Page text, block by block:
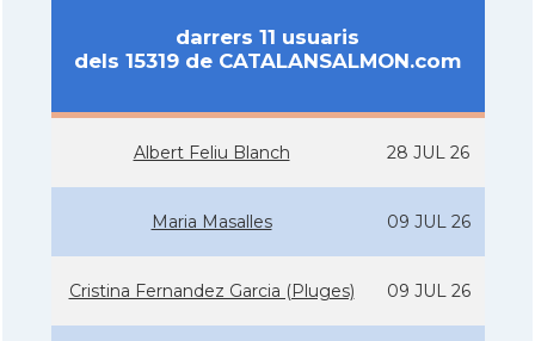
darrers 11 usuaris
dels 15319 de CATALANSALMON.com
Albert Feliu Blanch 28 JUL 26
Maria Masalles 09 JUL 26
Cristina Fernandez Garcia (Pluges) 09 JUL 26